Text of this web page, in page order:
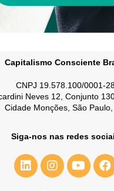
Capitalismo Consciente
CNPJ 19.578.100/0001-
Neves 12, Conjunto
Cidade Monções, São Paulo,
Siga-nos nas redes